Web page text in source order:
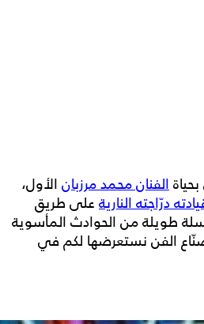
الفنان محمد مرزبان الأول،
درّاجته النارية على طريق
طويلة من الحوادث المأسوية
الفن نستعرضها لكم في